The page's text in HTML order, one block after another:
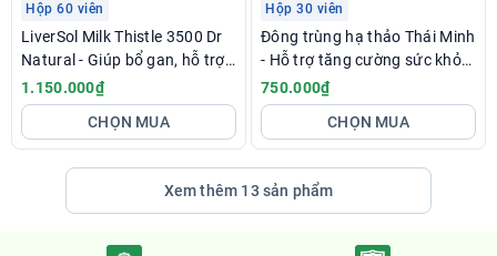
Hộp 60 viên
LiverSol Milk Thistle 3500 Dr
Natural - Giúp bổ gan, hỗ trợ
tăng cường chức năng gan
1.150.000₫
CHỌN MUA
Hộp 30 viên
Đông trùng hạ thảo Thái Minh
- Hỗ trợ tăng cường sức khỏe,
giảm mệt mỏi
750.000₫
CHỌN MUA
Xem thêm 13 sản phẩm